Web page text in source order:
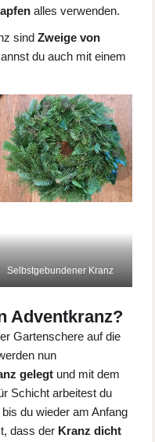
alles verwenden.
sindZweige von
du auch mit einem
Selbstgebundener Kranz
Adventkranz?
Gartenschere auf die
nun
gelegt und mit dem
Schicht arbeitest du
du wieder am Anfang
dass der Kranz dicht